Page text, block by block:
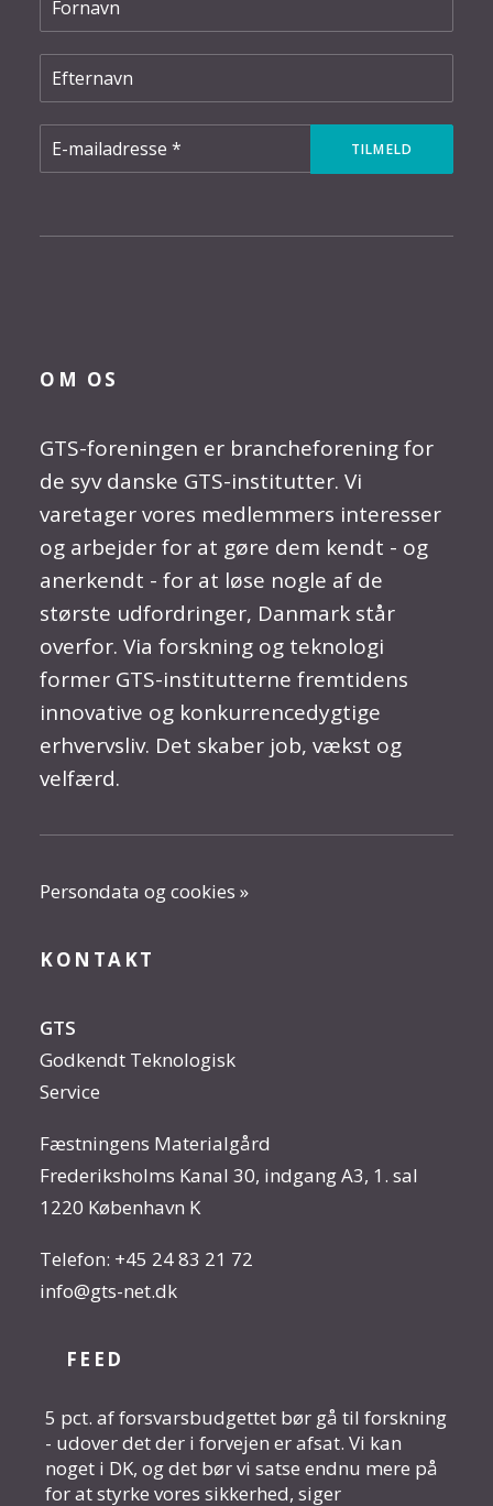
OM OS
GTS-foreningen er brancheforening for
de syv danske GTS-institutter. Vi
varetager vores medlemmers interesser
og arbejder for at gøre dem kendt - og
anerkendt - for at løse nogle af de
største udfordringer, Danmark står
overfor. Via forskning og teknologi
former GTS-institutterne fremtidens
innovative og konkurrencedygtige
erhvervsliv. Det skaber job, vækst og
velfærd.
Persondata og cookies »
KONTAKT
GTS
Godkendt Teknologisk
Service
Fæstningens Materialgård
Frederiksholms Kanal 30, indgang A3, 1. sal
1220 København K
Telefon: +45 24 83 21 72
info@gts-net.dk
FEED
5 pct. af forsvarsbudgettet bør gå til forskning
- udover det der i forvejen er afsat. Vi kan
noget i DK, og det bør vi satse endnu mere på
for at styrke vores sikkerhed, siger